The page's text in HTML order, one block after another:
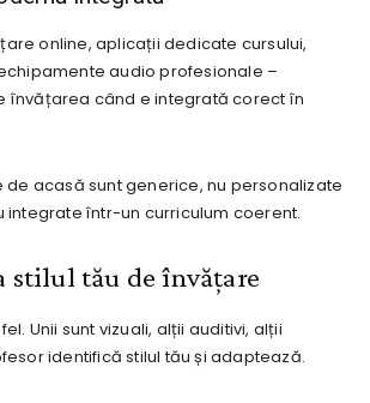
online, aplicații dedicate cursului,
audio profesionale –
învățarea când e integrată corect în
acasă sunt generice, nu personalizate
integrate într-un curriculum coerent.
stilul tău de învățare
Unii sunt vizuali, alții auditivi, alții
identifică stilul tău și adaptează.